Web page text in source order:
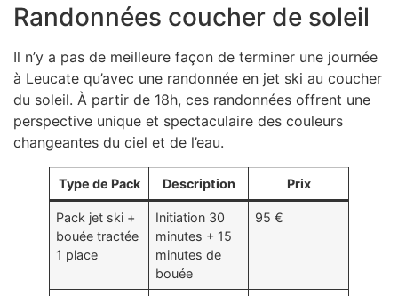
Randonnées coucher de soleil
Il n’y a pas de meilleure façon de terminer une journée
à Leucate qu’avec une randonnée en jet ski au coucher
du soleil. À partir de 18h, ces randonnées offrent une
perspective unique et spectaculaire des couleurs
changeantes du ciel et de l’eau.
Type de Pack Description Prix
Pack jet ski +
bouée tractée
1 place
Initiation 30
minutes + 15
minutes de
bouée
95 €